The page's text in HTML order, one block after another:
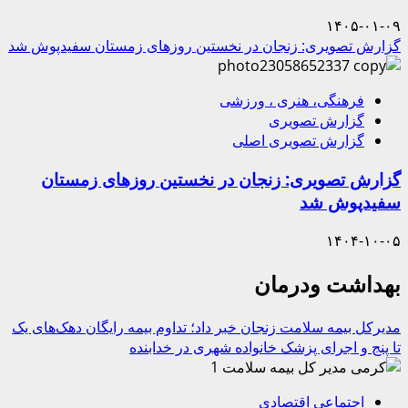
۱۴۰۵-۰۱-۰۹
گزارش تصویری: زنجان در نخستین روزهای زمستان سفیدپوش شد
فرهنگی، هنری ، ورزشی
گزارش تصویری
گزارش تصویری اصلی
گزارش تصویری: زنجان در نخستین روزهای زمستان
سفیدپوش شد
۱۴۰۴-۱۰-۰۵
بهداشت ودرمان
مدیرکل بیمه سلامت زنجان خبر داد؛ تداوم بیمه رایگان دهک‌های یک
تا پنج و اجرای پزشک خانواده شهری در خدابنده
1
اجتماعی اقتصادی